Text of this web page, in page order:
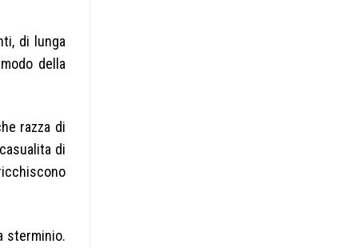
di lunga
della
razza di
di
sterminio.